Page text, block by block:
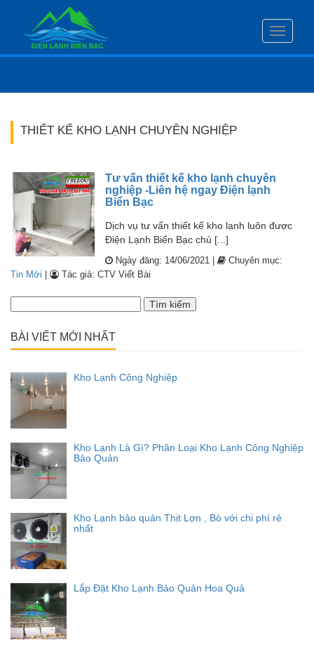
Toggle
THIẾT KẾ KHO LẠNH CHUYÊN NGHIỆP
Tư vấn thiết kế kho lạnh chuyên
nghiệp -Liên hệ ngay Điện lạnh
Biển Bạc
Dịch vụ tư vấn thiết kế kho lạnh luôn được
Điện Lạnh Biển Bạc chú [...]
Ngày đăng: 14/06/2021 |
Chuyên mục:
Tin Mới
Tác giả: CTV Viết Bài
kiếm
BÀI VIẾT MỚI NHẤT
Kho Lạnh Công Nghiệp
Kho Lạnh Là Gì? Phân Loại Kho Lạnh Công Nghiệp
Bảo Quản
Kho Lạnh bảo quản Thịt Lợn , Bò với chi phí rẻ
nhất
Lắp Đặt Kho Lạnh Bảo Quản Hoa Quả